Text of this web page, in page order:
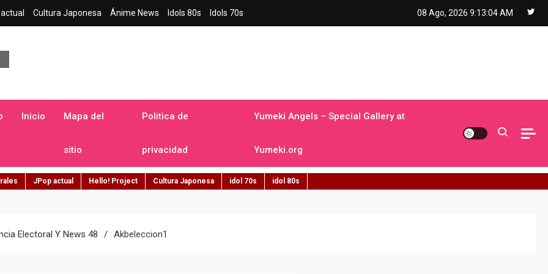
Cultura Japonesa Ánime News Idols 80s Idols 70s 08 Ago, 2026 9:13:04 AM
Inicio Mapa del
sitio
Politica de
privacidad
Yumeki Angels – Special Gallery at
Yumeki.org
JPop actual Hello! Project Cultura Japonesa idol 70s idol 80s
Electoral Y News 48 Akbeleccion1